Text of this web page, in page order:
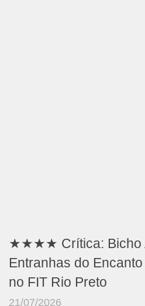
★★★★ Crítica: Bicho
Entranhas do
no FIT Rio Preto
21/07/2026